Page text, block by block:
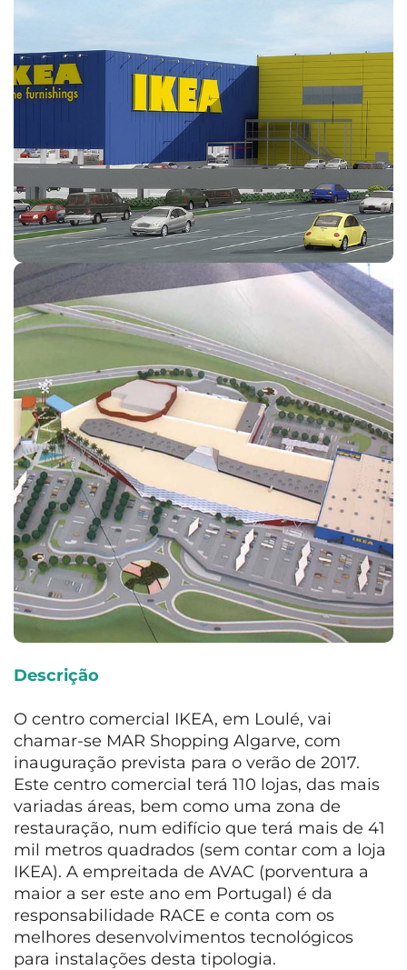
Descrição
O centro comercial IKEA, em Loulé, vai
chamar-se MAR Shopping Algarve, com
inauguração prevista para o verão de 2017.
Este centro comercial terá 110 lojas, das mais
variadas áreas, bem como uma zona de
restauração, num edifício que terá mais de 41
mil metros quadrados (sem contar com a loja
IKEA). A empreitada de AVAC (porventura a
maior a ser este ano em Portugal) é da
responsabilidade RACE e conta com os
melhores desenvolvimentos tecnológicos
para instalações desta tipologia.